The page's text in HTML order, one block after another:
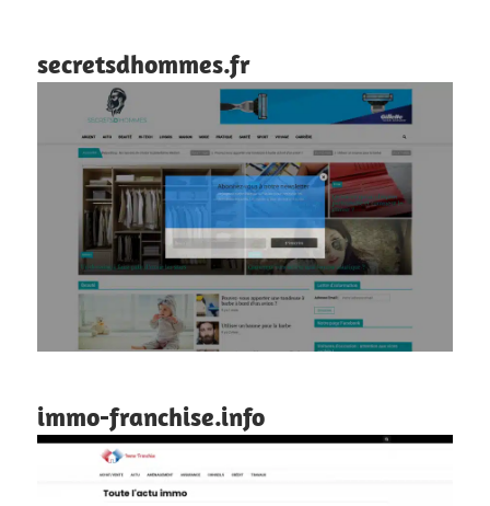
secretsdhommes.fr
immo-franchise.info